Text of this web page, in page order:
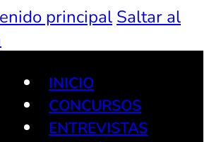
principal Saltar al
INICIO
CONCURSOS
ENTREVISTAS